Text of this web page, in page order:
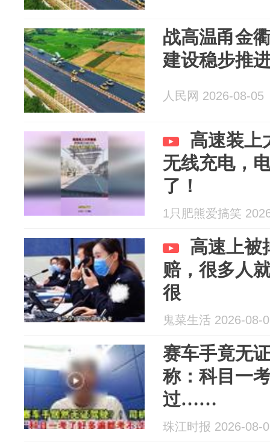
战高温甬金
建设稳步推
人民网 2026-08-05
高速装上
无线充电，
了！
1只肥熊爱搞笑
高速上被
赔，很多人
很
鬼菜生活 2026-08-
赛车手竟无
称：科目一
过……
珠江时报 2026-08-